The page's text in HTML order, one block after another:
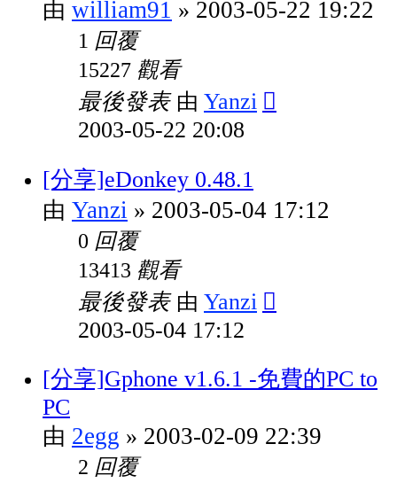
由 william91 » 2003-05-22 19:22
1 回覆
15227 觀看
最後發表 由 Yanzi
2003-05-22 20:08
[分享]eDonkey 0.48.1
由 Yanzi » 2003-05-04 17:12
0 回覆
13413 觀看
最後發表 由 Yanzi
2003-05-04 17:12
[分享]Gphone v1.6.1 -免費的PC to
PC
由 2egg » 2003-02-09 22:39
2 回覆